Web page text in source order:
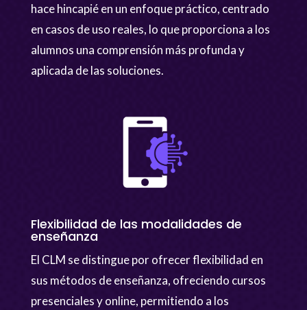
hace hincapié en un enfoque práctico, centrado
en casos de uso reales, lo que proporciona a los
alumnos una comprensión más profunda y
aplicada de las soluciones.
Flexibilidad de las modalidades de
enseñanza
El CLM se distingue por ofrecer flexibilidad en
sus métodos de enseñanza, ofreciendo cursos
presenciales y online, permitiendo a los